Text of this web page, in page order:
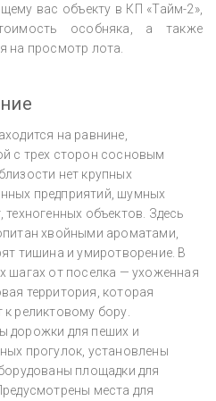
вас объекту в КП «Тайм-2»,
особняка, а также
на просмотр лота.
на равнине,
с трех сторон сосновым
нет крупных
предприятий, шумных
техногенных объектов. Здесь
хвойными ароматами,
тишина и умиротворение. В
шагах от поселка — ухоженная
территория, которая
реликтовому бору.
дорожки для пеших и
прогулок, установлены
площадки для
места для